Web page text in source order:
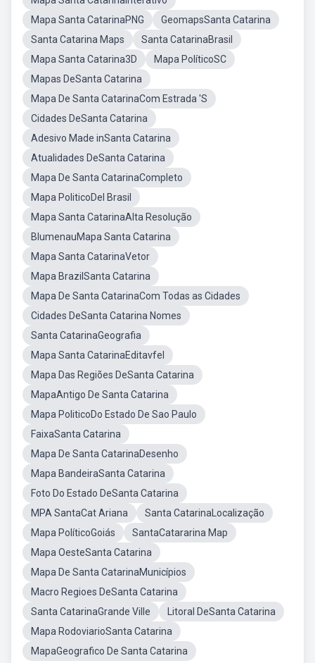
Mapa Santa CatarinaPNG
GeomapsSanta Catarina
Santa Catarina Maps
Santa CatarinaBrasil
Mapa Santa Catarina3D
Mapa PolíticoSC
Mapas DeSanta Catarina
Mapa De Santa CatarinaCom Estrada 'S
Cidades DeSanta Catarina
Adesivo Made inSanta Catarina
Atualidades DeSanta Catarina
Mapa De Santa CatarinaCompleto
Mapa PoliticoDel Brasil
Mapa Santa CatarinaAlta Resolução
BlumenauMapa Santa Catarina
Mapa Santa CatarinaVetor
Mapa BrazilSanta Catarina
Mapa De Santa CatarinaCom Todas as Cidades
Cidades DeSanta Catarina Nomes
Santa CatarinaGeografia
Mapa Santa CatarinaEditavfel
Mapa Das Regiões DeSanta Catarina
MapaAntigo De Santa Catarina
Mapa PoliticoDo Estado De Sao Paulo
FaixaSanta Catarina
Mapa De Santa CatarinaDesenho
Mapa BandeiraSanta Catarina
Foto Do Estado DeSanta Catarina
MPA SantaCat Ariana
Santa CatarinaLocalização
Mapa PolíticoGoiás
SantaCatararina Map
Mapa OesteSanta Catarina
Mapa De Santa CatarinaMunicípios
Macro Regioes DeSanta Catarina
Santa CatarinaGrande Ville
Litoral DeSanta Catarina
Mapa RodoviarioSanta Catarina
MapaGeografico De Santa Catarina